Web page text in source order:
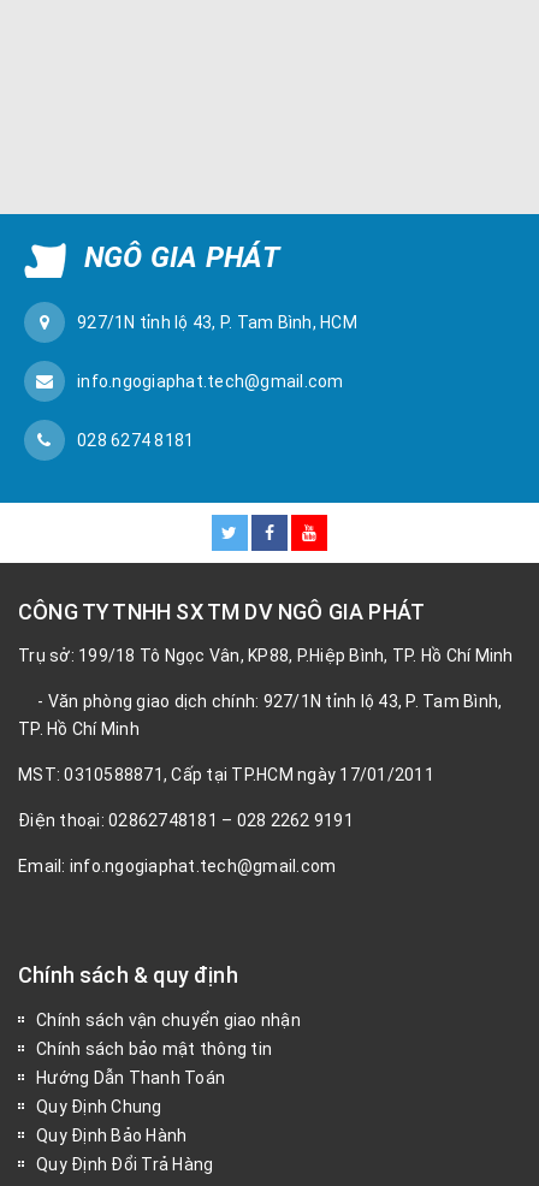
NGÔ GIA PHÁT
927/1N tỉnh lộ 43, P. Tam Bình, HCM
info.ngogiaphat.tech@gmail.com
028 6274 8181
CÔNG TY TNHH SX TM DV NGÔ GIA PHÁT
Trụ sở: 199/18 Tô Ngọc Vân, KP88, P.Hiệp Bình, TP. Hồ Chí Minh
- Văn phòng giao dịch chính: 927/1N tỉnh lộ 43, P. Tam Bình,
TP. Hồ Chí Minh
MST: 0310588871, Cấp tại TP.HCM ngày 17/01/2011
Điện thoại: 02862748181 – 028 2262 9191
Email: info.ngogiaphat.tech@gmail.com
Chính sách & quy định
Chính sách vận chuyển giao nhận
Chính sách bảo mật thông tin
Hướng Dẫn Thanh Toán
Quy Định Chung
Quy Định Bảo Hành
Quy Định Đổi Trả Hàng